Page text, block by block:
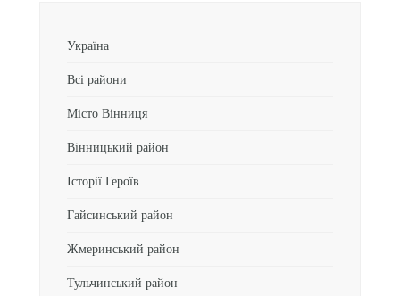
Україна
Всі райони
Місто Вінниця
Вінницький район
Історії Героїв
Гайсинський район
Жмеринський район
Тульчинський район